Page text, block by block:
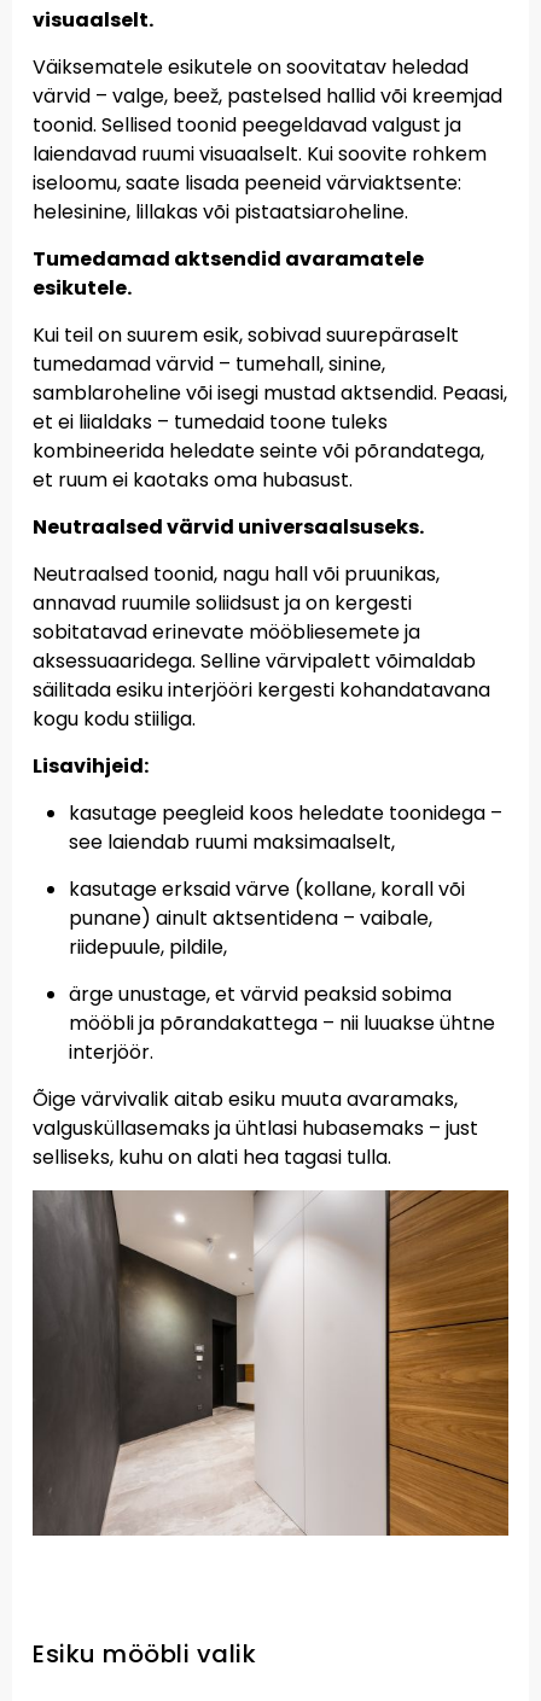
visuaalselt.
Väiksematele esikutele on soovitatav heledad
värvid – valge, beež, pastelsed hallid või kreemjad
toonid. Sellised toonid peegeldavad valgust ja
laiendavad ruumi visuaalselt. Kui soovite rohkem
iseloomu, saate lisada peeneid värviaktsente:
helesinine, lillakas või pistaatsiaroheline.
Tumedamad aktsendid avaramatele
esikutele.
Kui teil on suurem esik, sobivad suurepäraselt
tumedamad värvid – tumehall, sinine,
samblaroheline või isegi mustad aktsendid. Peaasi,
et ei liialdaks – tumedaid toone tuleks
kombineerida heledate seinte või põrandatega,
et ruum ei kaotaks oma hubasust.
Neutraalsed värvid universaalsuseks.
Neutraalsed toonid, nagu hall või pruunikas,
annavad ruumile soliidsust ja on kergesti
sobitatavad erinevate mööbliesemete ja
aksessuaaridega. Selline värvipalett võimaldab
säilitada esiku interjööri kergesti kohandatavana
kogu kodu stiiliga.
Lisavihjeid:
kasutage peegleid koos heledate toonidega –
see laiendab ruumi maksimaalselt,
kasutage erksaid värve (kollane, korall või
punane) ainult aktsentidena – vaibale,
riidepuule, pildile,
ärge unustage, et värvid peaksid sobima
mööbli ja põrandakattega – nii luuakse ühtne
interjöör.
Õige värvivalik aitab esiku muuta avaramaks,
valgusküllasemaks ja ühtlasi hubasemaks – just
selliseks, kuhu on alati hea tagasi tulla.
Esiku mööbli valik